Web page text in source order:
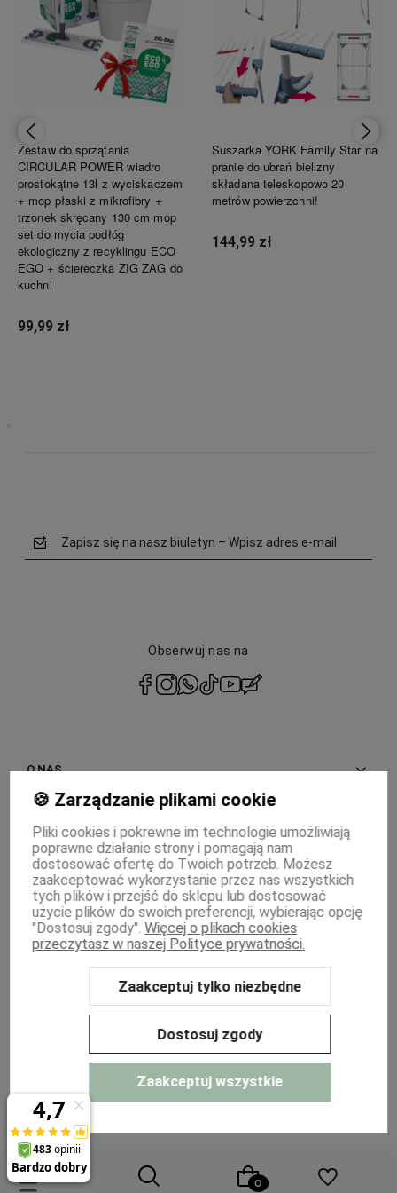
Super zakup, polecam
Łucja
Szybko i profesjonalnie - jak zawsze tutaj!
Maryśka
Zestaw WC spisuje się w mojej łazience doskonale. Ergonomiczna rączka, piękne wykończenie,
wysoka trwałość, a przy tym skuteczność usuwania wszelkich zanieczyszczeń. Nie mam żadnych
zastrzeżeń, co do jakości, konstrukcji, a tym bardziej ceny. Mogę jedynie polecić wszystkim
Zestaw do sprzątania
CIRCULAR POWER wiadro
prostokątne 13l z wyciskaczem
+ mop płaski z mikrofibry +
trzonek skręcany 130 cm mop
set do mycia podłóg
ekologiczny z recyklingu ECO
EGO + ściereczka ZIG ZAG do
kuchni
99,99 zł
Suszarka YORK Family Star na
pranie do ubrań bielizny
składana teleskopowo 20
metrów powierzchni!
144,99 zł
Zapisz się na nasz biuletyn – Wpisz adres e-mail
Obserwuj nas na
O NAS
INFORMACJE
PŁATNOŚCI I DOSTAWA
MOJE KONTO
WSPÓŁPRACA
Sklep internetowy Shoper Premium Szablon Shoper Modern 3.0™
🍪 Zarządzanie plikami cookie
Pliki cookies i pokrewne im technologie umożliwiają
poprawne działanie strony i pomagają nam
dostosować ofertę do Twoich potrzeb. Możesz
zaakceptować wykorzystanie przez nas wszystkich
tych plików i przejść do sklepu lub dostosować
użycie plików do swoich preferencji, wybierając opcję
"Dostosuj zgody". Więcej o plikach cookies
przeczytasz w naszej Polityce prywatności.
Zaakceptuj tylko niezbędne
Dostosuj zgody
Zaakceptuj wszystkie